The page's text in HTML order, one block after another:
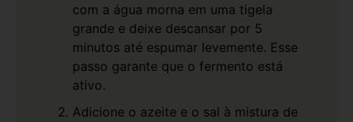
com a água morna em uma tigela
grande e deixe descansar por 5
minutos até espumar levemente. Esse
passo garante que o fermento está
ativo.
Adicione o azeite e o sal à mistura de